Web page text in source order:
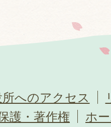
へのアクセス
護・著作権
ホ